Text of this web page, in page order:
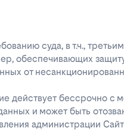
суда, в т.ч.,
обеспечивающих
от
действует бессрочно с
и может быть
администрации